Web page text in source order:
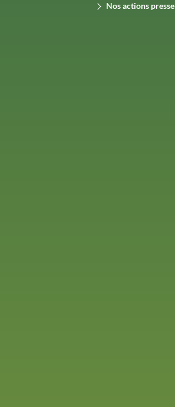
Nos actions presse